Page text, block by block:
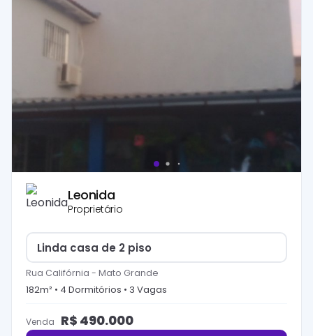
Leonida
Proprietário
Linda casa de 2 piso
Rua Califórnia - Mato Grande
182m² • 4 Dormitórios • 3 Vagas
Venda R$ 490.000